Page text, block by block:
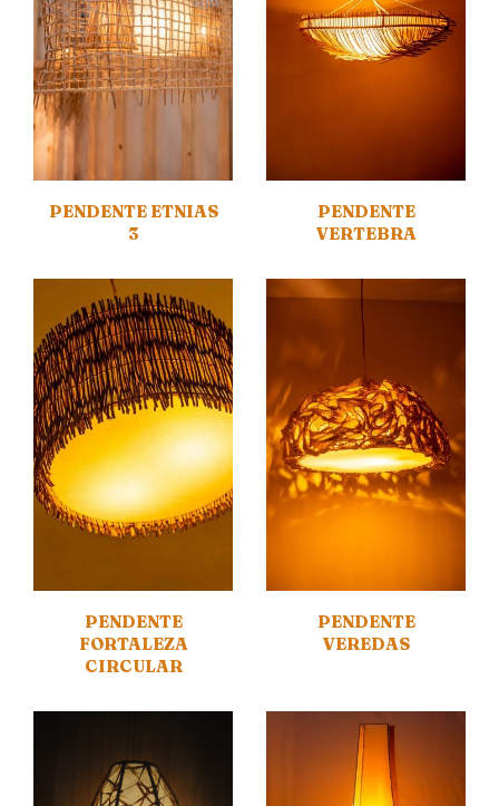
PENDENTE ETNIAS
3
PENDENTE
VERTEBRA
PENDENTE
FORTALEZA
CIRCULAR
PENDENTE
VEREDAS